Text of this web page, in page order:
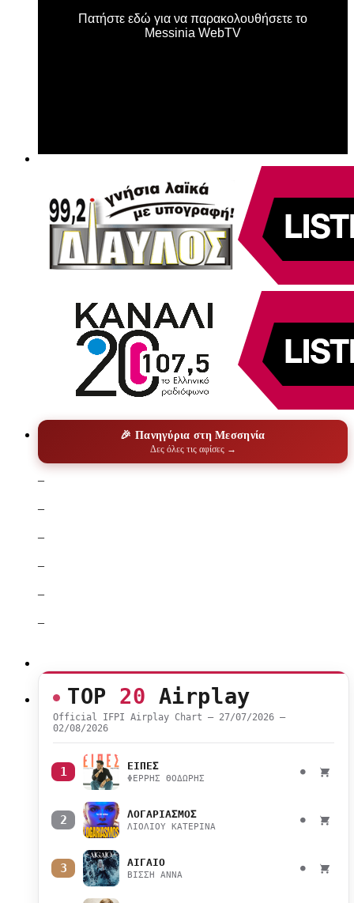
Πατήστε εδώ για να παρακολουθήσετε το
Messinia WebTV
🎉 Πανηγύρια στη Μεσσηνία
Δες όλες τις αφίσες →
–
–
–
–
–
–
TOP 20 Airplay
Official IFPI Airplay Chart — 27/07/2026 –
02/08/2026
1 ΕΙΠΕΣ
ΦΕΡΡΗΣ ΘΟΔΩΡΗΣ
●
2 ΛΟΓΑΡΙΑΣΜΟΣ
ΛΙΟΛΙΟΥ ΚΑΤΕΡΙΝΑ
●
3 ΑΙΓΑΙΟ
ΒΙΣΣΗ ΑΝΝΑ
●